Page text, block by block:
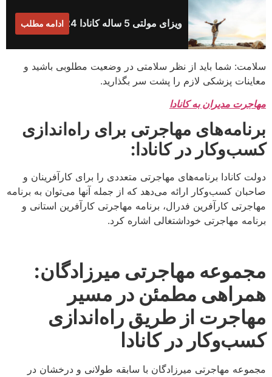
ویزای مولتی 5 ساله کانادا 2024 ادامه مطلب
سلامت: شما باید از نظر سلامتی در وضعیت مطلوبی باشید و
معاینات پزشکی لازم را پشت سر بگذارید.
مهاجرت مدیران به کانادا
برنامه‌های مهاجرتی برای راه‌اندازی
کسب‌وکار در کانادا:
دولت کانادا برنامه‌های مهاجرتی متعددی را برای کارآفرینان و
صاحبان کسب‌وکار ارائه می‌دهد که از جمله آنها می‌توان به برنامه
مهاجرتی کارآفرین فدرال، برنامه مهاجرتی کارآفرین استانی و
برنامه مهاجرتی خوداشتغالی اشاره کرد.
مجموعه مهاجرتی میرزادگان:
همراهی مطمئن در مسیر
مهاجرت از طریق راه‌اندازی
کسب‌وکار در کانادا
مجموعه مهاجرتی میرزادگان با سابقه طولانی و درخشان در